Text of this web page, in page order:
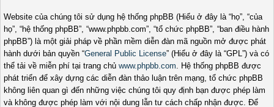
Website của chúng tôi sử dụng hệ thống phpBB (Hiểu ở đây là “họ”, “của
họ”, “hệ thống phpBB”, “www.phpbb.com”, “tổ chức phpBB”, “ban điều hành
phpBB”) là một giải pháp về phần mềm diễn đàn mã nguồn mở được phát
hành dưới bản quyền “General Public License” (Hiểu ở đây là “GPL”) và có
thể tải về miễn phí tại trang chủ www.phpbb.com. Hệ thống phpBB được
phát triển để xây dựng các diễn đàn thảo luận trên mạng, tổ chức phpBB
không liên quan gì đến những việc chúng tôi quy định bạn được phép làm
và không được phép làm với nội dung lẫn tư cách chấp nhận được. Để